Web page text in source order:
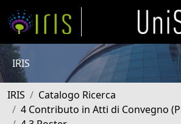
IRIS
IRIS
Catalogo Ricerca
4 Contributo in Atti di Convegno